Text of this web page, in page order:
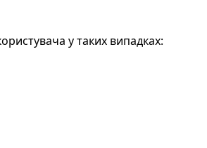
у таких випадках: